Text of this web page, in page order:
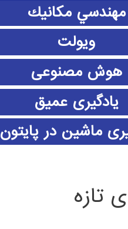
مهندسي مكانيك
ویولت
هوش مصنوعی
یادگیری عمیق
ماشین در پایتون
تازه